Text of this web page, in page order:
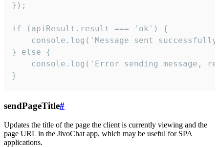
});
if (apiResult.result === 'ok') {
console.log('Message sent
} else {
console.log('Error sending message,
}
sendPageTitle#
Updates the title of the page the client is currently viewing and the
page URL in the JivoChat app, which may be useful for SPA
applications.